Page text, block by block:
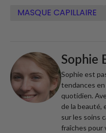
MASQUE CAPILLAIRE
Sophie
Sophie est
tendances
quotidien.
de la beauté,
sur les soins
fraîches pour